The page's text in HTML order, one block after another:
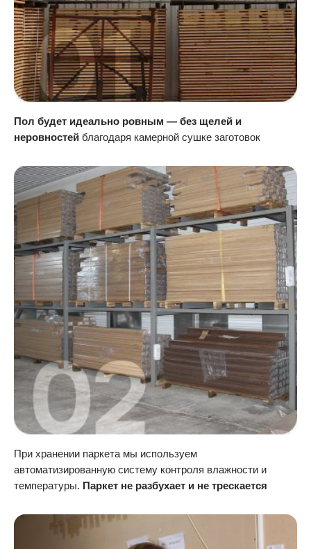
Пол будет идеально ровным — без щелей и
неровностей благодаря камерной сушке заготовок
При хранении паркета мы используем
автоматизированную систему контроля влажности и
температуры. Паркет не разбухает и не трескается